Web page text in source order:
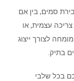
סמים, בין אם
עצמית, או
לצורך ייצוג
בתיק.
בכל שלבי